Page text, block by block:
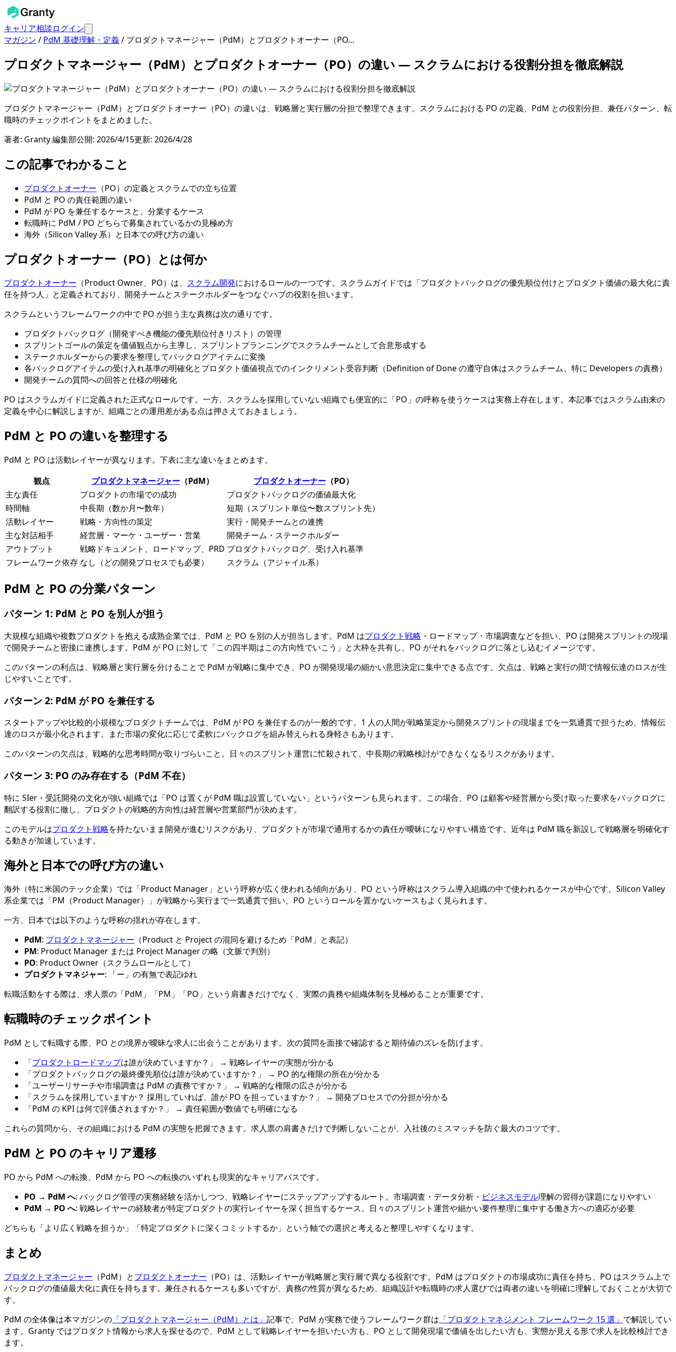
キャリア相談ログイン
マガジン / PdM 基礎理解・定義/ プロダクトマネージャー（PdM）とプロダクトオーナー（PO…
プロダクトマネージャー（PdM）とプロダクトオーナー（PO）の違い — スクラムにおける役割分担を徹底解説
プロダクトマネージャー（PdM）とプロダクトオーナー（PO）の違いは、戦略層と実行層の分担で整理できます。スクラムにおける PO の定義、PdM との役割分担、兼任パターン、転
職時のチェックポイントをまとめました。
著者: Granty 編集部公開: 2026/4/15更新: 2026/4/28
この記事でわかること
プロダクトオーナー （PO）の定義とスクラムでの立ち位置
PdM と PO の責任範囲の違い
PdM が PO を兼任するケースと、分業するケース
転職時に PdM / PO どちらで募集されているかの見極め方
海外（Silicon Valley 系）と日本での呼び方の違い
プロダクトオーナー（PO）とは何か
プロダクトオーナー （Product Owner、PO）は、 スクラム開発におけるロールの一つです。スクラムガイドでは「プロダクトバックログの優先順位付けとプロダクト価値の最大化に責
任を持つ人」と定義されており、開発チームとステークホルダーをつなぐハブの役割を担います。
スクラムというフレームワークの中で PO が担う主な責務は次の通りです。
プロダクトバックログ（開発すべき機能の優先順位付きリスト）の管理
スプリントゴールの策定を価値観点から主導し、スプリントプランニングでスクラムチームとして合意形成する
ステークホルダーからの要求を整理してバックログアイテムに変換
各バックログアイテムの受け入れ基準の明確化とプロダクト価値視点でのインクリメント受容判断（Definition of Done の遵守自体はスクラムチーム、特に Developers の責務）
開発チームの質問への回答と仕様の明確化
PO はスクラムガイドに定義された正式なロールです。一方、スクラムを採用していない組織でも便宜的に「PO」の呼称を使うケースは実務上存在します。本記事ではスクラム由来の
定義を中心に解説しますが、組織ごとの運用差がある点は押さえておきましょう。
PdM と PO の違いを整理する
PdM と PO は活動レイヤーが異なります。下表に主な違いをまとめます。
観点
プロダクトマネージャー（PdM） プロダクトオーナー（PO）
主な責任
プロダクトの市場での成功
プロダクトバックログの価値最大化
時間軸
中長期（数か月〜数年）
短期（スプリント単位〜数スプリント先）
活動レイヤー
戦略・方向性の策定
実行・開発チームとの連携
主な対話相手
経営層・マーケ・ユーザー・営業
開発チーム・ステークホルダー
アウトプット
戦略ドキュメント、ロードマップ、PRD プロダクトバックログ、受け入れ基準
フレームワーク依存 なし（どの開発プロセスでも必要） スクラム（アジャイル系）
PdM と PO の分業パターン
パターン 1: PdM と PO を別人が担う
大規模な組織や複数プロダクトを抱える成熟企業では、PdM と PO を別の人が担当します。PdM はプロダクト戦略 ・ロードマップ・市場調査などを担い、PO は開発スプリントの現場
で開発チームと密接に連携します。PdM が PO に対して「この四半期はこの方向性でいこう」と大枠を共有し、PO がそれをバックログに落とし込むイメージです。
このパターンの利点は、戦略層と実行層を分けることで PdM が戦略に集中でき、PO が開発現場の細かい意思決定に集中できる点です。欠点は、戦略と実行の間で情報伝達のロスが生
じやすいことです。
パターン 2: PdM が PO を兼任する
スタートアップや比較的小規模なプロダクトチームでは、PdM が PO を兼任するのが一般的です。1 人の人間が戦略策定から開発スプリントの現場までを一気通貫で担うため、情報伝
達のロスが最小化されます。また市場の変化に応じて柔軟にバックログを組み替えられる身軽さもあります。
このパターンの欠点は、戦略的な思考時間が取りづらいこと。日々のスプリント運営に忙殺されて、中長期の戦略検討ができなくなるリスクがあります。
パターン 3: PO のみ存在する（PdM 不在）
特に SIer・受託開発の文化が強い組織では「PO は置くが PdM 職は設置していない」というパターンも見られます。この場合、PO は顧客や経営層から受け取った要求をバックログに
翻訳する役割に徹し、プロダクトの戦略的方向性は経営層や営業部門が決めます。
このモデルはプロダクト戦略を持たないまま開発が進むリスクがあり、プロダクトが市場で通用するかの責任が曖昧になりやすい構造です。近年は PdM 職を新設して戦略層を明確化す
る動きが加速しています。
海外と日本での呼び方の違い
海外（特に米国のテック企業）では「Product Manager」という呼称が広く使われる傾向があり、PO という呼称はスクラム導入組織の中で使われるケースが中心です。Silicon Valley
系企業では「PM（Product Manager）」が戦略から実行まで一気通貫で担い、PO というロールを置かないケースもよく見られます。
一方、日本では以下のような呼称の揺れが存在します。
PdM: プロダクトマネージャー （Product と Project の混同を避けるため「PdM」と表記）
PM: Product Manager または Project Manager の略（文脈で判別）
PO: Product Owner（スクラムロールとして）
プロダクトマネジャー: 「ー」の有無で表記ゆれ
転職活動をする際は、求人票の「PdM」「PM」「PO」という肩書きだけでなく、実際の責務や組織体制を見極めることが重要です。
転職時のチェックポイント
PdM として転職する際、PO との境界が曖昧な求人に出会うことがあります。次の質問を面接で確認すると期待値のズレを防げます。
「プロダクトロードマップは誰が決めていますか？」 → 戦略レイヤーの実態が分かる
「プロダクトバックログの最終優先順位は誰が決めていますか？」 → PO 的な権限の所在が分かる
「ユーザーリサーチや市場調査は PdM の責務ですか？」 → 戦略的な権限の広さが分かる
「スクラムを採用していますか？ 採用していれば、誰が PO を担っていますか？」 → 開発プロセスでの分担が分かる
「PdM の KPI は何で評価されますか？」 → 責任範囲が数値でも明確になる
これらの質問から、その組織における PdM の実態を把握できます。求人票の肩書きだけで判断しないことが、入社後のミスマッチを防ぐ最大のコツです。
PdM と PO のキャリア遷移
PO から PdM への転換、PdM から PO への転換のいずれも現実的なキャリアパスです。
PO → PdM へ: バックログ管理の実務経験を活かしつつ、戦略レイヤーにステップアップするルート。市場調査・データ分析・ ビジネスモデル理解の習得が課題になりやすい
PdM → PO へ: 戦略レイヤーの経験者が特定プロダクトの実行レイヤーを深く担当するケース。日々のスプリント運営や細かい要件整理に集中する働き方への適応が必要
どちらも「より広く戦略を担うか」「特定プロダクトに深くコミットするか」という軸での選択と考えると整理しやすくなります。
まとめ
プロダクトマネージャー （PdM）とプロダクトオーナー （PO）は、活動レイヤーが戦略層と実行層で異なる役割です。PdM はプロダクトの市場成功に責任を持ち、PO はスクラム上で
バックログの価値最大化に責任を持ちます。兼任されるケースも多いですが、責務の性質が異なるため、組織設計や転職時の求人選びでは両者の違いを明確に理解しておくことが大切で
す。
PdM の全体像は本マガジンの 「プロダクトマネージャー（PdM）とは」 記事で、PdM が実務で使うフレームワーク群は 「プロダクトマネジメント フレームワーク 15 選」 で解説してい
ます。Granty ではプロダクト情報から求人を探せるので、PdM として戦略レイヤーを担いたい方も、PO として開発現場で価値を出したい方も、実態が見える形で求人を比較検討でき
ます。